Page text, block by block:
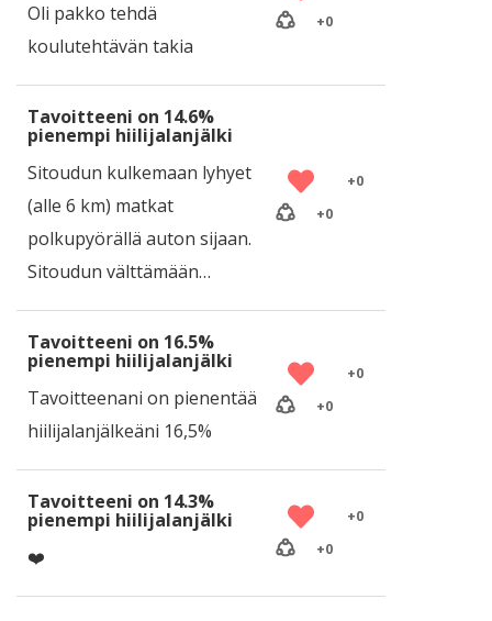
Oli pakko tehdä
koulutehtävän takia
+0
Tavoitteeni on 14.6%
pienempi hiilijalanjälki
Sitoudun kulkemaan lyhyet
(alle 6 km) matkat
polkupyörällä auton sijaan.
Sitoudun välttämään…
+0
+0
Tavoitteeni on 16.5%
pienempi hiilijalanjälki
Tavoitteenani on pienentää
hiilijalanjälkeäni 16,5%
+0
+0
Tavoitteeni on 14.3%
pienempi hiilijalanjälki
❤️
+0
+0